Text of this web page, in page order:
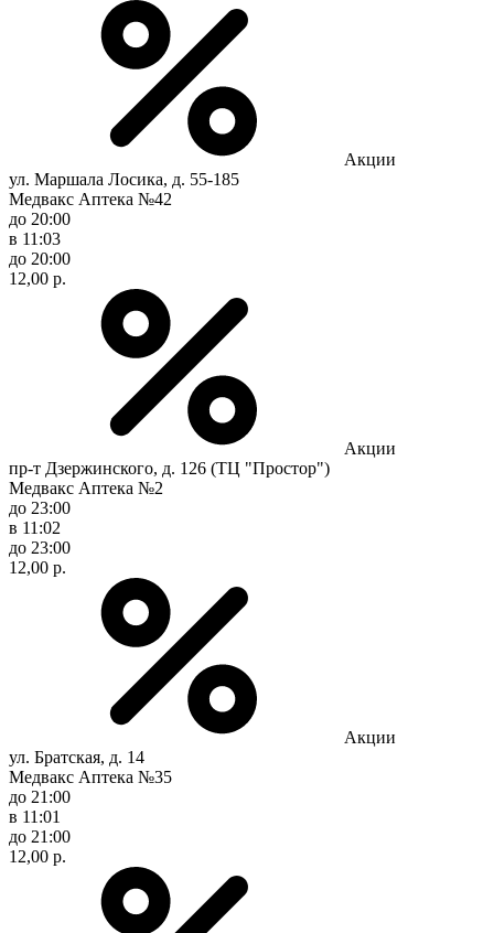
Акции
ул. Маршала Лосика, д. 55-185
Медвакс Аптека №42
до 20:00
в 11:03
до 20:00
12,00 р.
Акции
пр-т Дзержинского, д. 126 (ТЦ "Простор")
Медвакс Аптека №2
до 23:00
в 11:02
до 23:00
12,00 р.
Акции
ул. Братская, д. 14
Медвакс Аптека №35
до 21:00
в 11:01
до 21:00
12,00 р.